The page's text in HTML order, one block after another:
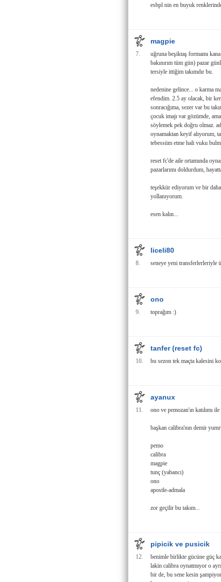
esbpl nin en buyuk
magpie
7.
uğruna beşiktaş formamı
bakınırım tüm gün) pazar
tersiyle ittiğim takımdır bu.
nedenine gelince... o karma
efendim. 2.5 ay olacak, bir
sonracığıma, sezer var bu
çocuk imajı var gözümde,
söylemek pek doğru olmaz.
oynamaktan keyif alıyorum,
tebessüm etme hali vuku
reset fc'de aile ortamında
pazarlarımı doldurdum,
teşekkür ediyorum ve bir
yollanıyorum.
esen kalın...
liceli80
8. seneye yeni transferlerleriyle
ono
9. toprağım :)
tanfer (reset fc)
10. bu sezon tek maçta kalesini
ayanux
11. ono ve pemozan'ın katılımı
başkan calibra'nın demir
pemo
calibra
magpie
tunç (yabancı)
ono
apostle-admala
zor geçilir bu takım...
pipicik ve pusicik
12.
benimle birlikte gücüne güç
lakin calibra oynatmıyor o
bir de, bu sene kesin